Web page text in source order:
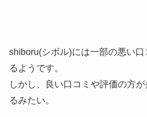
shiboru(シボル)には一部の悪い
るようです。
しかし、良い口コミや評価の方
るみたい。